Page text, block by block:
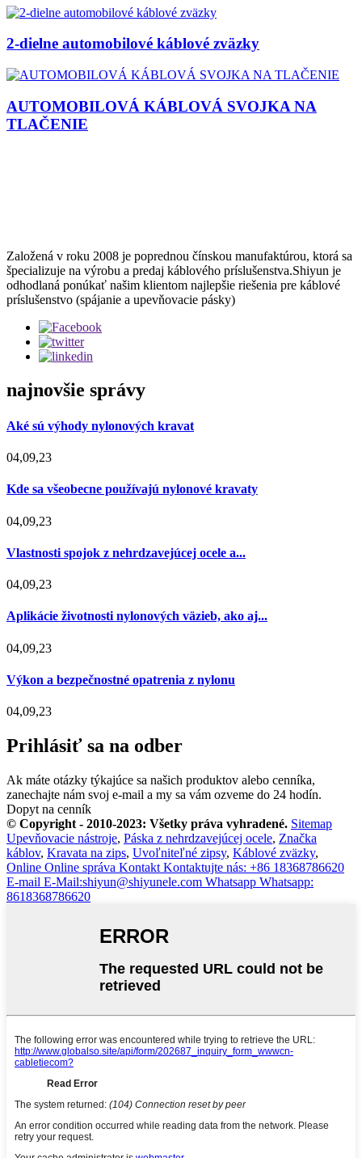
2-dielne automobilové káblové zväzky
AUTOMOBILOVÁ KÁBLOVÁ SVOJKA NA
TLAČENIE
Založená v roku 2008 je poprednou čínskou manufaktúrou, ktorá sa
špecializuje na výrobu a predaj káblového príslušenstva.Shiyun je
odhodlaná ponúkať našim klientom najlepšie riešenia pre káblové
príslušenstvo (spájanie a upevňovacie pásky)
najnovšie správy
Aké sú výhody nylonových kravat
04,09,23
Kde sa všeobecne používajú nylonové kravaty
04,09,23
Vlastnosti spojok z nehrdzavejúcej ocele a...
04,09,23
Aplikácie životnosti nylonových väzieb, ako aj...
04,09,23
Výkon a bezpečnostné opatrenia z nylonu
04,09,23
Prihlásiť sa na odber
Ak máte otázky týkajúce sa našich produktov alebo cenníka,
zanechajte nám svoj e-mail a my sa vám ozveme do 24 hodín.
Dopyt na cenník
© Copyright - 2010-2023: Všetky práva vyhradené. Sitemap
Upevňovacie nástroje, Páska z nehrdzavejúcej ocele, Značka
káblov, Kravata na zips, Uvoľniteľné zipsy, Káblové zväzky,
Online Online správa Kontakt Kontaktujte nás: +86 18368786620
E-mail E-Mail:shiyun@shiyunele.com Whatsapp Whatsapp:
8618368786620